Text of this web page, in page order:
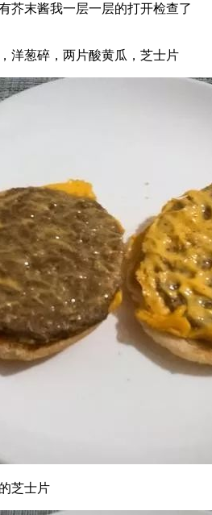
芥末酱我一层一层的打开检查了
洋葱碎，两片酸黄瓜，芝士片
芝士片